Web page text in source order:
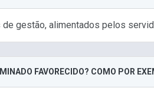
gestão, alimentados pelos
FAVORECIDO? COMO POR